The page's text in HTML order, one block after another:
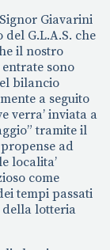
Giavarini
G.L.A.S. che
il nostro
sono
bilancio
a seguito
verra’ inviata a
tramite il
ad
localita’
come
tempi passati
lotteria